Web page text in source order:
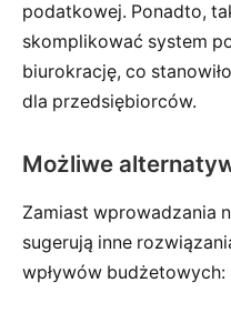
podatkowej. Ponadto,
skomplikować system
biurokrację, co
dla przedsiębiorców.
Możliwe
Zamiast wprowadzania
sugerują inne
wpływów budżetowych: